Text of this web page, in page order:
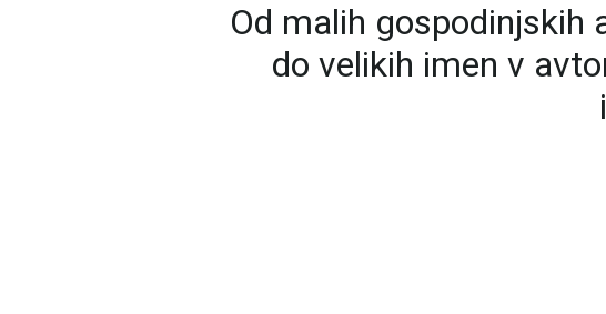
Od malih gospodinjskih
do velikih imen v